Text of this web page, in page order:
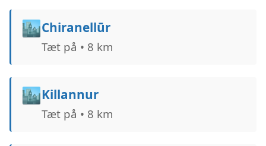
🏙️Chiranellūr
Tæt på • 8 km
🏙️Killannur
Tæt på • 8 km